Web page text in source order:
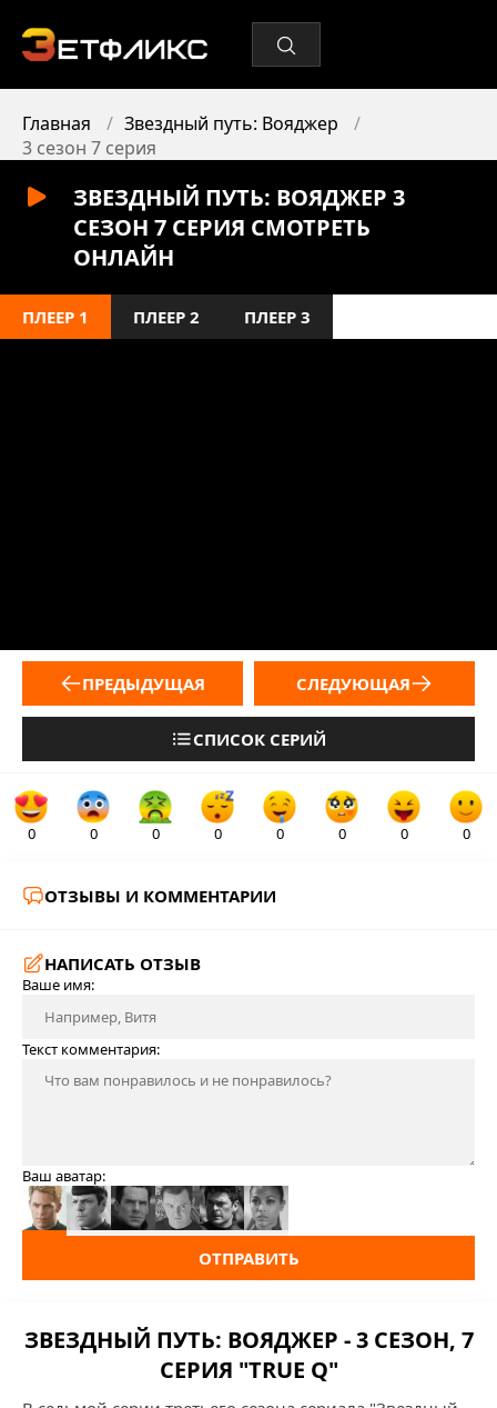
Главная
Звездный путь: Вояджер
3 сезон 7 серия
ЗВЕЗДНЫЙ ПУТЬ: ВОЯДЖЕР 3
СЕЗОН 7 СЕРИЯ СМОТРЕТЬ
ОНЛАЙН
ПЛЕЕР 1 ПЛЕЕР 2 ПЛЕЕР 3
ПРЕДЫДУЩАЯ
СПИСОК СЕРИЙ
СЛЕДУЮЩАЯ
0 0 0 0 0 0 0 0
ОТЗЫВЫ И КОММЕНТАРИИ
НАПИСАТЬ ОТЗЫВ
Ваше имя:
Текст комментария:
Ваш аватар:
ОТПРАВИТЬ
ЗВЕЗДНЫЙ ПУТЬ: ВОЯДЖЕР - 3 СЕЗОН, 7
СЕРИЯ "TRUE Q"